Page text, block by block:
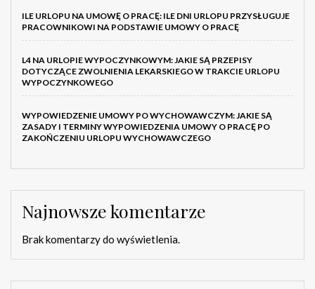
ILE URLOPU NA UMOWĘ O PRACĘ: ILE DNI URLOPU PRZYSŁUGUJE
PRACOWNIKOWI NA PODSTAWIE UMOWY O PRACĘ
L4 NA URLOPIE WYPOCZYNKOWYM: JAKIE SĄ PRZEPISY
DOTYCZĄCE ZWOLNIENIA LEKARSKIEGO W TRAKCIE URLOPU
WYPOCZYNKOWEGO
WYPOWIEDZENIE UMOWY PO WYCHOWAWCZYM: JAKIE SĄ
ZASADY I TERMINY WYPOWIEDZENIA UMOWY O PRACĘ PO
ZAKOŃCZENIU URLOPU WYCHOWAWCZEGO
Najnowsze komentarze
Brak komentarzy do wyświetlenia.